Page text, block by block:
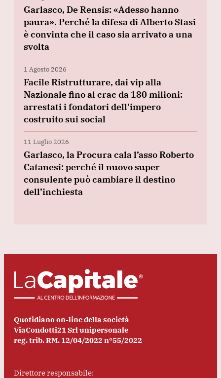
Garlasco, De Rensis: «Adesso hanno
paura». Perché la difesa di Alberto Stasi
è convinta che il caso sia arrivato a una
svolta
1 Agosto 2026
Facile Ristrutturare, dai vip alla
Nazionale fino al crac da 180 milioni:
arrestati i fondatori dell’impero
costruito sui social
11 Luglio 2026
Garlasco, la Procura cala l’asso Roberto
Catanesi: perché il nuovo super
consulente può cambiare il destino
dell’inchiesta
Quotidiano on-line della società
ViaCondotti21 Srl unipersonale
reg. trib. RM. 12/04/2022 n°55/2022
Direttore responsabile: